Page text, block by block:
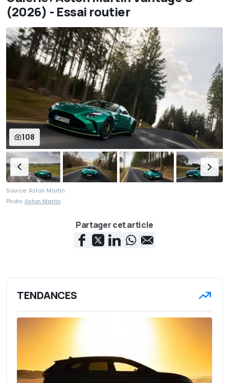
(2026) - Essai routier
108
Source: Aston Martin
Photo:Aston Martin
Partager cet article
TENDANCES